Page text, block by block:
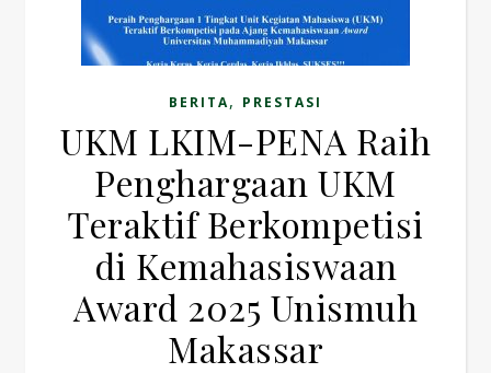
BERITA, PRESTASI
UKM LKIM-PENA Raih
Penghargaan UKM
Teraktif Berkompetisi
di Kemahasiswaan
Award 2025 Unismuh
Makassar